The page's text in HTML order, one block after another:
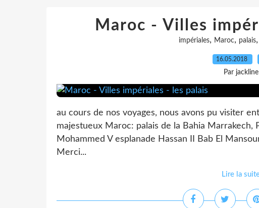
Maroc - Villes
impériales, Maroc, palais,
16.05.2018
Par jackline
au cours de nos voyages, nous avons pu visiter
majestueux Maroc: palais de la Bahia Marrakech,
Mohammed V esplanade Hassan II Bab El
Merci...
Lire la